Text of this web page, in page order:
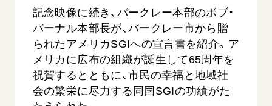
記念映像に続き、バークレー本部のボブ・
バーナル本部長が、バークレー市から贈
られたアメリカSGIへの宣言書を紹介。ア
メリカに広布の組織が誕生して65周年を
祝賀するとともに、市民の幸福と地域社
会の繁栄に尽力する同国SGIの功績がた